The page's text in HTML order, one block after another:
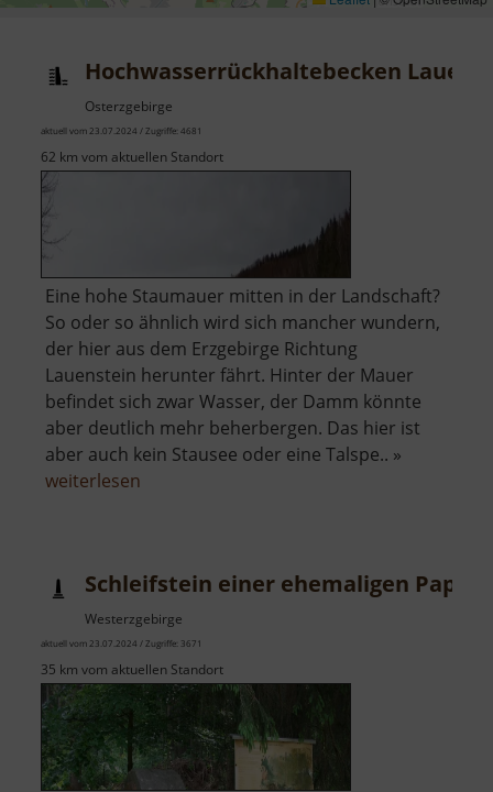
Hochwasserrückhaltebecken
Osterzgebirge
aktuell vom 23.07.2024 / Zugriffe: 4681
62 km vom aktuellen Standort
Eine hohe Staumauer mitten in der Landschaft?
So oder so ähnlich wird sich mancher wundern,
der hier aus dem Erzgebirge Richtung
Lauenstein herunter fährt. Hinter der Mauer
befindet sich zwar Wasser, der Damm könnte
aber deutlich mehr beherbergen. Das hier ist
aber auch kein Stausee oder eine Talspe.. »
weiterlesen
Schleifstein einer ehemaligen
Westerzgebirge
aktuell vom 23.07.2024 / Zugriffe: 3671
35 km vom aktuellen Standort